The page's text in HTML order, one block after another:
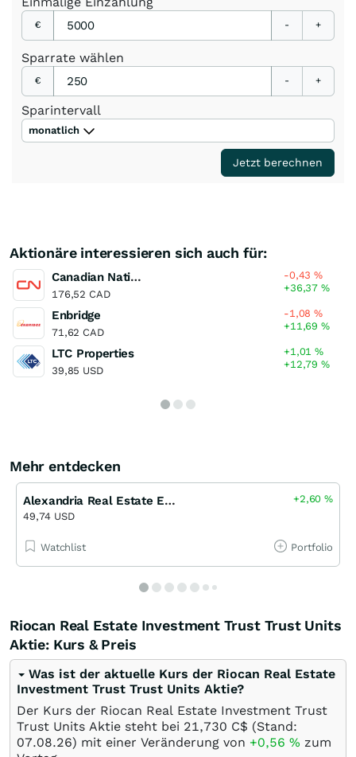
€ - +
Sparrate wählen
€ - +
Sparintervall
monatlich
Jetzt berechnen
Aktionäre interessieren sich auch für:
Canadian National Railway
176,52 CAD
-0,43%
+36,37%
Enbridge
71,62 CAD
-1,08%
+11,69%
LTC Properties
39,85 USD
+1,01%
+12,79%
Mehr entdecken
Alexandria Real Estate Equities
49,74 USD
+2,60%
Watchlist Portfolio
Riocan Real Estate Investment Trust Trust Units
Aktie: Kurs & Preis
Was ist der aktuelle Kurs der Riocan Real Estate
Investment Trust Trust Units Aktie?
Der Kurs der Riocan Real Estate Investment Trust
Trust Units Aktie steht bei 21,730 C$ (Stand:
07.08.26) mit einer Veränderung von +0,56 % zum